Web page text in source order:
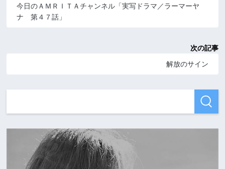
今日のＡＭＲＩＴＡチャンネル「実写ドラマ／ラーマーヤ
ナ 第４７話」
次の記事
解放のサイン